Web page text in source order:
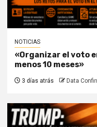
NOTICIAS
«Organizar el voto
menos 10 meses»
3 días atrás Data